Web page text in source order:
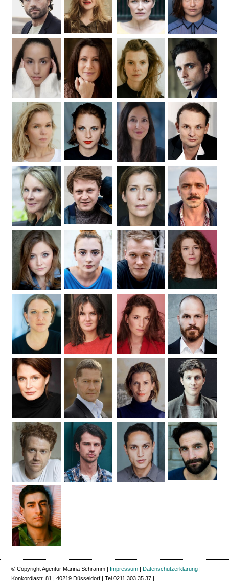
© Copyright Agentur Marina Schramm | Impressum Datenschutzerklärung
Konkordiastr. 81 | 40219 Düsseldorf | Tel 0211 303 35 37 |